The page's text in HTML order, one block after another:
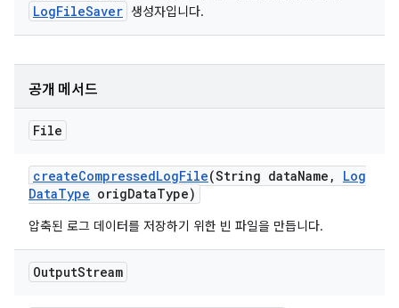
LogFileSaver 생성자입니다.
공개 메서드
File
createCompressedLogFile(String dataName ,
Log
DataType origDataType)
압축된 로그 데이터를 저장하기 위한 빈 파일을 만듭니다.
OutputStream